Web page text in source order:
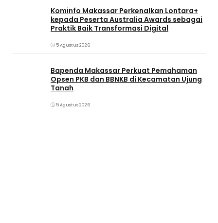
Kominfo Makassar Perkenalkan Lontara+
kepada Peserta Australia Awards sebagai
Praktik Baik Transformasi Digital
5 Agustus 2026
Bapenda Makassar Perkuat Pemahaman
Opsen PKB dan BBNKB di Kecamatan Ujung
Tanah‎
5 Agustus 2026